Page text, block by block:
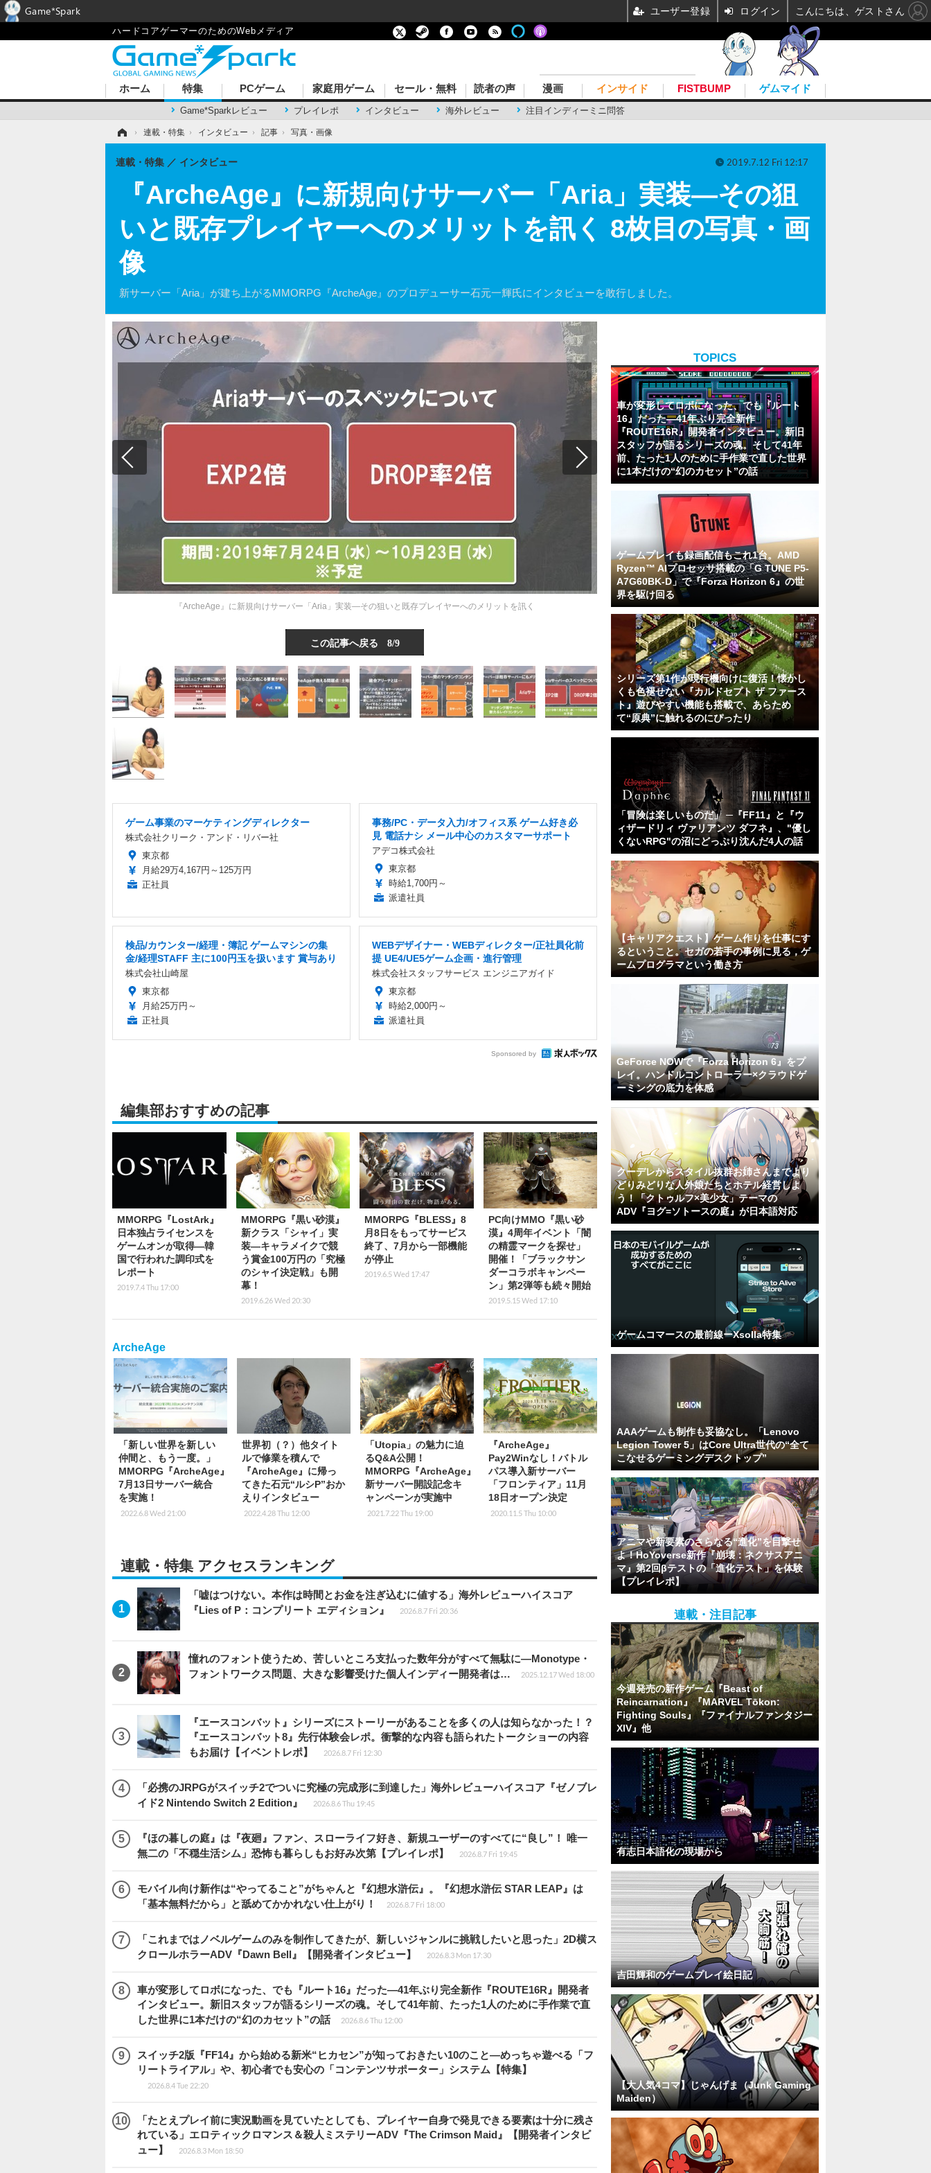
ハードコアゲーマーのためのWebメディア
ホーム 特集
Game*Sparkレビュー プレイレポ インタビュー 海外レビュー 注目インディーミニ問答
PCゲーム 家庭用ゲーム セール・無料 読者の声 漫画 インサイド FISTBUMP ゲムマイド
› 連載・特集 › インタビュー › 記事 › 写真・画像
『ArcheAge』に新規向けサーバー「Aria」実装―その狙
いと既存プレイヤーへのメリットを訊く 8枚目の写真・画
像
新サーバー「Aria」が建ち上がるMMORPG『ArcheAge』のプロデューサー石元一輝氏にインタビューを敢行しました。
連載・特集 インタビュー 2019.7.12 Fri 12:17
『ArcheAge』に新規向けサーバー「Aria」実装―その狙いと既存プレイヤーへのメリットを訊く
この記事へ戻る 8/9
ゲーム事業のマーケティングディレクター
株式会社クリーク・アンド・リバー社
東京都
月給29万4,167円～125万円
正社員
事務/PC・データ入力/オフィス系 ゲーム好き必
見 電話ナシ メール中心のカスタマーサポート
アデコ株式会社
東京都
時給1,700円～
派遣社員
検品/カウンター/経理・簿記 ゲームマシンの集
金/経理STAFF 主に100円玉を扱います 賞与あり
株式会社山崎屋
東京都
月給25万円～
正社員
WEBデザイナー・WEBディレクター/正社員化前
提 UE4/UE5ゲーム企画・進行管理
株式会社スタッフサービス エンジニアガイド
東京都
時給2,000円～
派遣社員
Sponsored by
編集部おすすめの記事
MMORPG『LostArk』
日本独占ライセンスを
ゲームオンが取得―韓
国で行われた調印式を
レポート
2019.7.4 Thu 17:00
MMORPG『黒い砂漠』
新クラス「シャイ」実
装―キャラメイクで競
う賞金100万円の「究極
のシャイ決定戦」も開
幕！
2019.6.26 Wed 20:30
MMORPG『BLESS』8
月8日をもってサービス
終了、7月から一部機能
が停止
2019.6.5 Wed 17:47
PC向けMMO『黒い砂
漠』4周年イベント「闇
の精霊マークを探せ」
開催！「ブラックサン
ダーコラボキャンペー
ン」第2弾等も続々開始
2019.5.15 Wed 17:10
ArcheAge
「新しい世界を新しい
仲間と、もう一度。」
MMORPG『ArcheAge』
7月13日サーバー統合
を実施！
2022.6.8 Wed 21:00
世界初（？）他タイト
ルで修業を積んで
『ArcheAge』に帰っ
てきた石元“ルシP”おか
えりインタビュー
2022.4.28 Thu 12:00
「Utopia」の魅力に迫
るQ&A公開！
MMORPG『ArcheAge』
新サーバー開設記念キ
ャンペーンが実施中
2021.7.22 Thu 19:00
『ArcheAge』
Pay2Winなし！バトル
パス導入新サーバー
「フロンティア」11月
18日オープン決定
2020.11.5 Thu 10:00
連載・特集 アクセスランキング
「嘘はつけない。本作は時間とお金を注ぎ込むに値する」海外レビューハイスコア
『Lies of P：コンプリート エディション』
2026.8.7 Fri 20:36
憧れのフォント使うため、苦しいところ支払った数年分がすべて無駄に―Monotype・
フォントワークス問題、大きな影響受けた個人インディー開発者は…
2025.12.17 Wed 18:00
『エースコンバット』シリーズにストーリーがあることを多くの人は知らなかった！？
『エースコンバット8』先行体験会レポ。衝撃的な内容も語られたトークショーの内容
もお届け【イベントレポ】
2026.8.7 Fri 12:30
「必携のJRPGがスイッチ2でついに究極の完成形に到達した」海外レビューハイスコア『ゼノブレ
イド2 Nintendo Switch 2 Edition』
2026.8.6 Thu 19:45
『ほの暮しの庭』は『夜廻』ファン、スローライフ好き、新規ユーザーのすべてに“良し”！ 唯一
無二の「不穏生活シム」恐怖も暮らしもお好み次第【プレイレポ】
2026.8.7 Fri 19:45
モバイル向け新作は“やってること”がちゃんと『幻想水滸伝』。『幻想水滸伝 STAR LEAP』は
「基本無料だから」と舐めてかかれない仕上がり！
2026.8.7 Fri 18:00
「これまではノベルゲームのみを制作してきたが、新しいジャンルに挑戦したいと思った」2D横ス
クロールホラーADV『Dawn Bell』【開発者インタビュー】
2026.8.3 Mon 17:30
車が変形してロボになった、でも『ルート16』だった―41年ぶり完全新作『ROUTE16R』開発者
インタビュー。新旧スタッフが語るシリーズの魂。そして41年前、たった1人のために手作業で直
した世界に1本だけの“幻のカセット”の話
2026.8.6 Thu 12:00
スイッチ2版『FF14』から始める新米“ヒカセン”が知っておきたい10のこと―めっちゃ遊べる「フ
リートライアル」や、初心者でも安心の「コンテンツサポーター」システム【特集】
2026.8.4 Tue 22:20
「たとえプレイ前に実況動画を見ていたとしても、プレイヤー自身で発見できる要素は十分に残さ
れている」エロティックロマンス＆殺人ミステリーADV『The Crimson Maid』【開発者インタビ
ュー】
2026.8.3 Mon 18:50
TOPICS
車が変形してロボになった、でも『ルート
16』だった―41年ぶり完全新作
『ROUTE16R』開発者インタビュー。新旧
スタッフが語るシリーズの魂。そして41年
前、たった1人のために手作業で直した世界
に1本だけの“幻のカセット”の話
ゲームプレイも録画配信もこれ1台。AMD
Ryzen™ AIプロセッサ搭載の「G TUNE P5-
A7G60BK-D」で『Forza Horizon 6』の世
界を駆け回る
シリーズ第1作が現行機向けに復活！懐かし
くも色褪せない『カルドセプト ザ ファース
ト』遊びやすい機能も搭載で、あらため
て“原典”に触れるのにぴったり
「冒険は楽しいものだ」 ─『FF11』と『ウ
ィザードリィ ヴァリアンツ ダフネ』、"優し
くないRPG"の沼にどっぷり沈んだ4人の話
【キャリアクエスト】ゲーム作りを仕事にす
るということ。セガの若手の事例に見る，ゲ
ームプログラマという働き方
GeForce NOWで『Forza Horizon 6』をプ
レイ。ハンドルコントローラー×クラウドゲ
ーミングの底力を体感
クーデレからスタイル抜群お姉さんまでより
どりみどりな人外娘たちとホテル経営しよ
う！「クトゥルフ×美少女」テーマの
ADV『ヨグ=ソトースの庭』が日本語対応
ゲームコマースの最前線ーXsolla特集
AAAゲームも制作も妥協なし。「Lenovo
Legion Tower 5」はCore Ultra世代の“全て
こなせるゲーミングデスクトップ”
アニマや新要素のさらなる“進化”を目撃せ
よ！HoYoverse新作『崩壊：ネクサスアニ
マ』第2回βテストの「進化テスト」を体験
【プレイレポ】
連載・注目記事
今週発売の新作ゲーム『Beast of
Reincarnation』『MARVEL Tōkon:
Fighting Souls』『ファイナルファンタジー
XIV』他
有志日本語化の現場から
吉田輝和のゲームプレイ絵日記
【大人気4コマ】じゃんげま（Junk Gaming
Maiden）
Game*Spark ユーザー登録 ログイン こんにちは、ゲストさん